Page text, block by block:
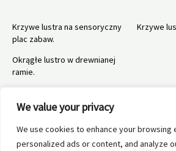
We value your privacy
We use cookies to enhance your browsing
personalized ads or content, and analyze
Krzywe lustra na sensoryczny
plac zabaw.
Krzywe
Okrągłe lustro w drewnianej
ramie.
←Poprzedni Wpis